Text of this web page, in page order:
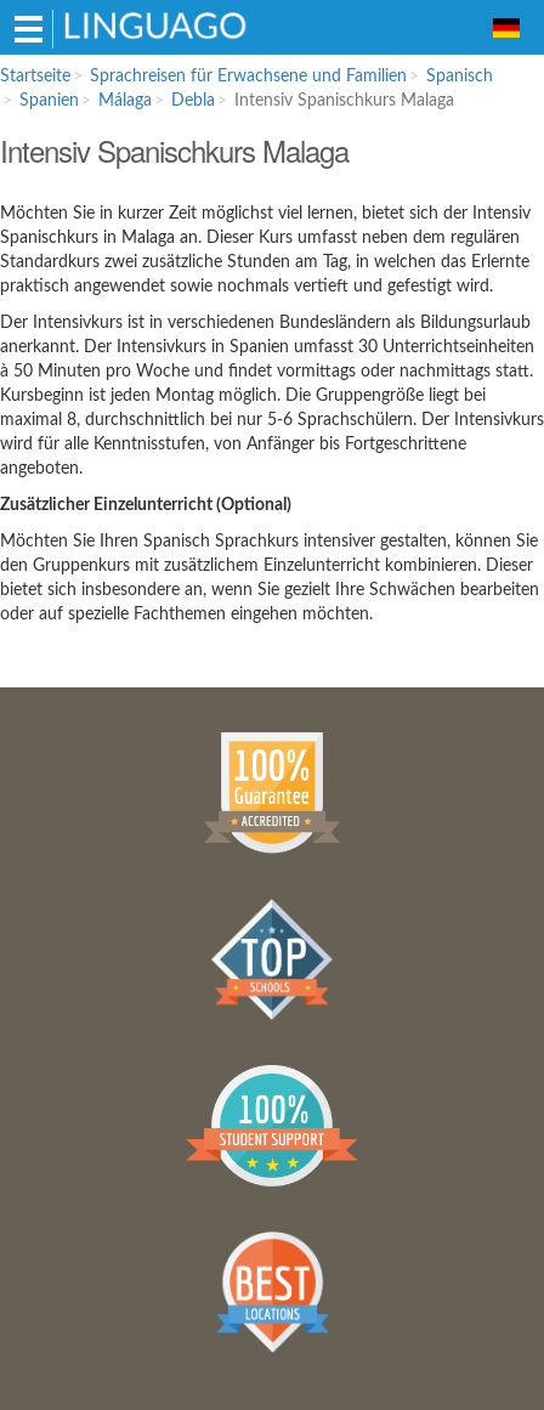
Hauptmenü
Familien
Französisch
Spanisch
Italienisch
Sprachschulen für Schüler
Englisch
Italienisch
Startseite Sprachreisen für Erwachsene und Familien
Spanisch
Spanien
Málaga Debla Intensiv Spanischkurs Malaga
Intensiv Spanischkurs Malaga
Möchten Sie in kurzer Zeit möglichst viel lernen, bietet sich der Intensiv
Spanischkurs in Malaga an. Dieser Kurs umfasst neben dem regulären
Standardkurs zwei zusätzliche Stunden am Tag, in welchen das Erlernte
praktisch angewendet sowie nochmals vertieft und gefestigt wird.
Der Intensivkurs ist in verschiedenen Bundesländern als Bildungsurlaub
anerkannt. Der Intensivkurs in Spanien umfasst 30 Unterrichtseinheiten
à 50 Minuten pro Woche und findet vormittags oder nachmittags statt.
Kursbeginn ist jeden Montag möglich. Die Gruppengröße liegt bei
maximal 8, durchschnittlich bei nur 5-6 Sprachschülern. Der Intensivkurs
wird für alle Kenntnisstufen, von Anfänger bis Fortgeschrittene
angeboten.
Zusätzlicher Einzelunterricht (Optional)
Möchten Sie Ihren Spanisch Sprachkurs intensiver gestalten, können Sie
den Gruppenkurs mit zusätzlichem Einzelunterricht kombinieren. Dieser
bietet sich insbesondere an, wenn Sie gezielt Ihre Schwächen bearbeiten
oder auf spezielle Fachthemen eingehen möchten.